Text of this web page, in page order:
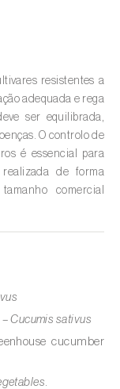
resistentes a
adequada e rega
ser equilibrada,
O controlo de
é essencial para
de forma
comercial
–Cucumis sativus
cucumber